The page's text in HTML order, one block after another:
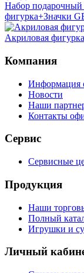
Набор
фигурка+Значки
Акриловая
Компания
Информация
Новости
Наши
Контакты
Сервис
Сервисные
Продукция
Наши
Полный
Игрушки и
Личный